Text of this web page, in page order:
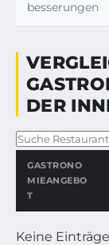
besserungen
DER
GASTRONO
MIEANGEBO
T
Keine